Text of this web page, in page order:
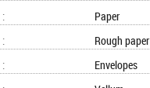
:
Paper
:
Rough paper
:
Envelopes